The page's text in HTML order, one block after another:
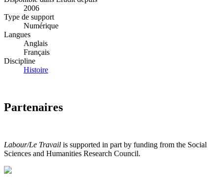
2006
Type de support
Numérique
Langues
Anglais
Français
Discipline
Histoire
Partenaires
Labour/Le Travail is supported in part by funding from the Social
Sciences and Humanities Research Council.